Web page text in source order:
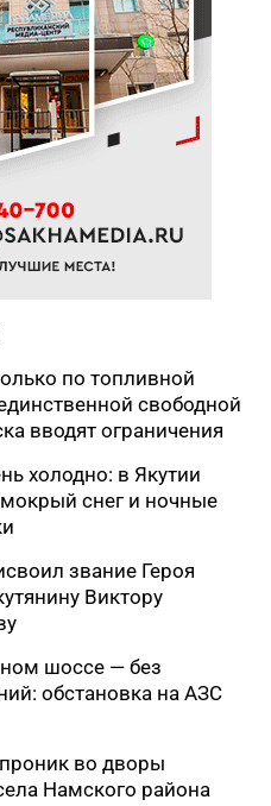
поддержки
молодежи
стартовала
акция
пойти учиться»
бесплатную
службы
Якутии
631,8 тонн топлива
прием заявок на
«Отец года – 2026»
районах Якутии
ВОЛС по
«Синергия Арктики»
лимит отпуска
топлива на
нефтебазе
до 31 тонны
7 км дорог
в Якутске в
по топливной
свободной
вводят ограничения
холодно: в Якутии
снег и ночные
звание Героя
Виктору
шоссе — без
обстановка на АЗС
во дворы
Намского района